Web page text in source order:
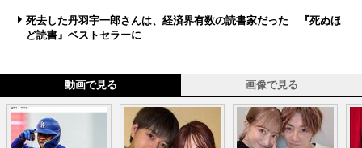
死去した丹羽宇一郎さんは、経済界有数の読書家だった 『死ぬほ
ど読書』ベストセラーに
動画で見る 画像で見る